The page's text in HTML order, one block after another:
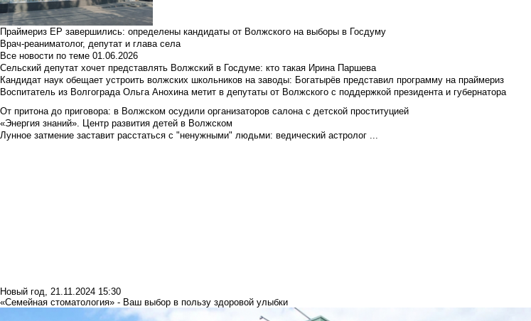
Праймериз ЕР завершились: определены кандидаты от Волжского на выборы в Госдуму
Врач-реаниматолог, депутат и глава села
Все новости по теме 01.06.2026
Сельский депутат хочет представлять Волжский в Госдуме: кто такая Ирина Паршева
Кандидат наук обещает устроить волжских школьников на заводы: Богатырёв представил программу на праймериз
Воспитатель из Волгограда Ольга Анохина метит в депутаты от Волжского с поддержкой президента и губернатора
От притона до приговора: в Волжском осудили организаторов салона с детской проституцией
«Энергия знаний». Центр развития детей в Волжском
Лунное затмение заставит расстаться с "ненужными" людьми: ведический астролог ...
Новый год, 21.11.2024 15:30
«Семейная стоматология» - Ваш выбор в пользу здоровой улыбки